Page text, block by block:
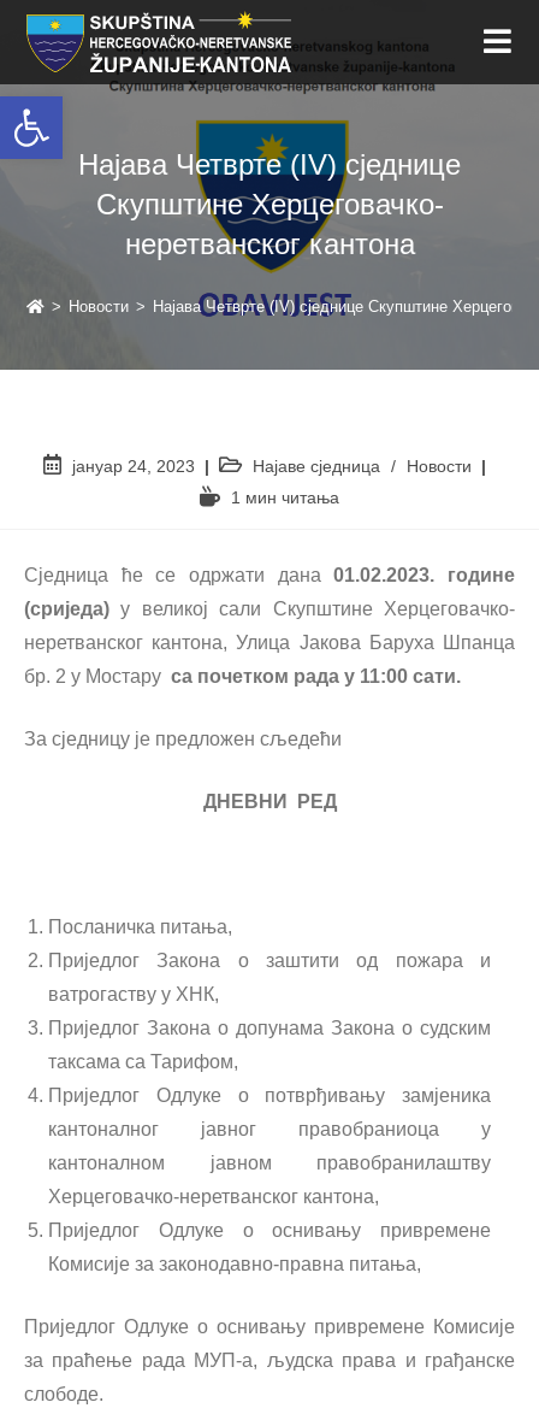
Open toolbar
Најава Четврте (IV) сједнице
Скупштине Херцеговачко-
неретванског кантона
> Новости > Најава Четврте (IV) сједнице Скупштине
јануар 24, 2023 Најаве сједница /
Новости
1 мин читањa
Сједница ће се одржати дана 01.02.2023. године
(сриједа) у великој сали Скупштине Херцеговачко-
неретванског кантона, Улица Јакова Баруха Шпанца
бр. 2 у Мостару са почетком рада у 11:00 сати.
За сједницу је предложен сљедећи
ДНЕВНИ РЕД
Посланичка питања,
Приједлог Закона о заштити од пожара и
ватрогаству у ХНК,
Приједлог Закона о допунама Закона о судским
таксама са Тарифом,
Приједлог Одлуке о потврђивању замјеника
кантоналног јавног правобраниоца у
кантоналном јавном правобранилаштву
Херцеговачко-неретванског кантона,
Приједлог Одлуке о оснивању привремене
Комисије за законодавно-правна питања,
Приједлог Одлуке о оснивању привремене Комисије
за праћење рада МУП-а, људска права и грађанске
слободе.